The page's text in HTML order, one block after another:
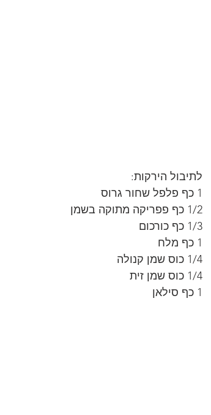
לתיבול הירקות:
1 כף פלפל שחור גרוס
1/2 כף פפריקה מתוקה בשמן
1/3 כף כורכום
1 כף מלח
1/4 כוס שמן קנולה
1/4 כוס שמן זית
1 כף סילאן